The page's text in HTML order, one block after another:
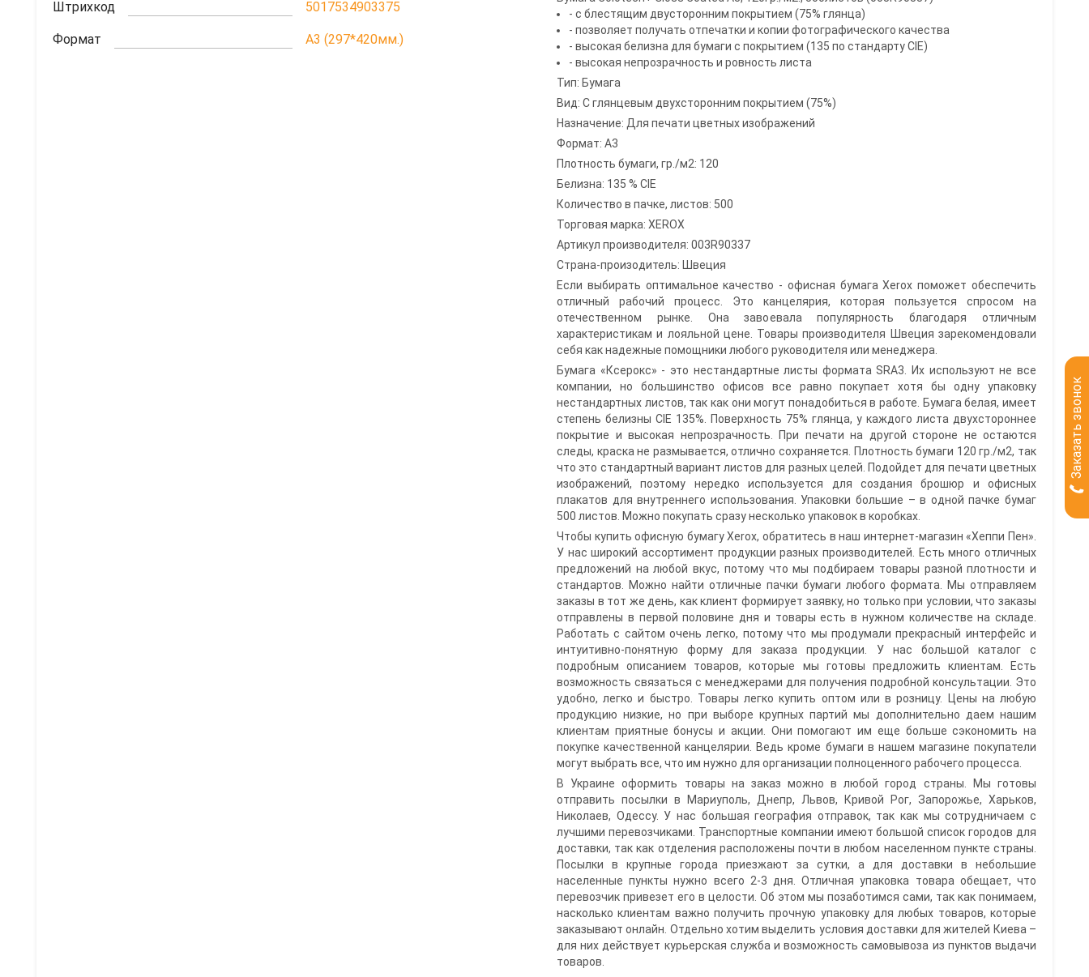
Штрихкод 5017534903375
Формат A3 (297*420мм.)
- с блестящим двусторонним покрытием (75% глянца)
- позволяет получать отпечатки и копии фотографического качества
- высокая белизна для бумаги с покрытием (135 по стандарту СІЕ)
- высокая непрозрачность и ровность листа
Тип: Бумага
Вид: С глянцевым двухсторонним покрытием (75%)
Назначение: Для печати цветных изображений
Формат: А3
Плотность бумаги, гр./м2: 120
Белизна: 135 % CIE
Количество в пачке, листов: 500
Торговая марка: XEROX
Артикул производителя: 003R90337
Страна-произодитель: Швеция
Если выбирать оптимальное качество - офисная бумага Xerox поможет обеспечить
отличный рабочий процесс. Это канцелярия, которая пользуется спросом на
отечественном рынке. Она завоевала популярность благодаря отличным
характеристикам и лояльной цене. Товары производителя Швеция зарекомендовали
себя как надежные помощники любого руководителя или менеджера.
Бумага «Ксерокс» - это нестандартные листы формата SRA3. Их используют не все
компании, но большинство офисов все равно покупает хотя бы одну упаковку
нестандартных листов, так как они могут понадобиться в работе. Бумага белая, имеет
степень белизны CIE 135%. Поверхность 75% глянца, у каждого листа двухстороннее
покрытие и высокая непрозрачность. При печати на другой стороне не остаются
следы, краска не размывается, отлично сохраняется. Плотность бумаги 120 гр./м2, так
что это стандартный вариант листов для разных целей. Подойдет для печати цветных
изображений, поэтому нередко используется для создания брошюр и офисных
плакатов для внутреннего использования. Упаковки большие – в одной пачке бумаг
500 листов. Можно покупать сразу несколько упаковок в коробках.
Чтобы купить офисную бумагу Xerox, обратитесь в наш интернет-магазин «Хеппи Пен».
У нас широкий ассортимент продукции разных производителей. Есть много отличных
предложений на любой вкус, потому что мы подбираем товары разной плотности и
стандартов. Можно найти отличные пачки бумаги любого формата. Мы отправляем
заказы в тот же день, как клиент формирует заявку, но только при условии, что заказы
отправлены в первой половине дня и товары есть в нужном количестве на складе.
Работать с сайтом очень легко, потому что мы продумали прекрасный интерфейс и
интуитивно-понятную форму для заказа продукции. У нас большой каталог с
подробным описанием товаров, которые мы готовы предложить клиентам. Есть
возможность связаться с менеджерами для получения подробной консультации. Это
удобно, легко и быстро. Товары легко купить оптом или в розницу. Цены на любую
продукцию низкие, но при выборе крупных партий мы дополнительно даем нашим
клиентам приятные бонусы и акции. Они помогают им еще больше сэкономить на
покупке качественной канцелярии. Ведь кроме бумаги в нашем магазине покупатели
могут выбрать все, что им нужно для организации полноценного рабочего процесса.
В Украине оформить товары на заказ можно в любой город страны. Мы готовы
отправить посылки в Мариуполь, Днепр, Львов, Кривой Рог, Запорожье, Харьков,
Николаев, Одессу. У нас большая география отправок, так как мы сотрудничаем с
лучшими перевозчиками. Транспортные компании имеют большой список городов для
доставки, так как отделения расположены почти в любом населенном пункте страны.
Посылки в крупные города приезжают за сутки, а для доставки в небольшие
населенные пункты нужно всего 2-3 дня. Отличная упаковка товара обещает, что
перевозчик привезет его в целости. Об этом мы позаботимся сами, так как понимаем,
насколько клиентам важно получить прочную упаковку для любых товаров, которые
заказывают онлайн. Отдельно хотим выделить условия доставки для жителей Киева –
для них действует курьерская служба и возможность самовывоза из пунктов выдачи
товаров.
Заказать звонок